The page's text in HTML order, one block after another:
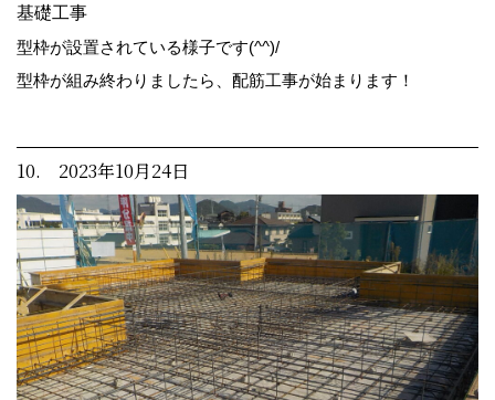
基礎工事
型枠が設置されている様子です(^^)/
型枠が組み終わりましたら、配筋工事が始まります！
10. 2023年10月24日